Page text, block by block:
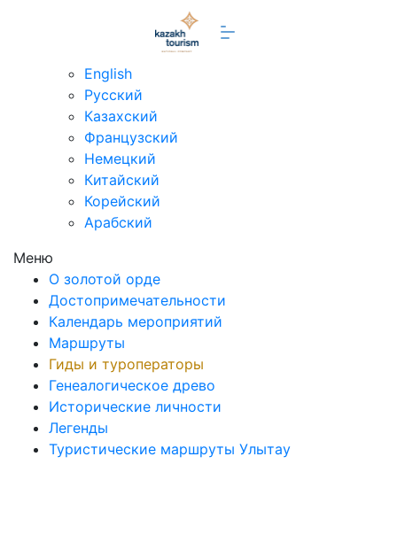
English
Русский
Казахский
Французский
Немецкий
Китайский
Корейский
Арабский
Меню
О золотой орде
Достопримечательности
Календарь мероприятий
Маршруты
Гиды и туроператоры
Генеалогическое древо
Исторические личности
Легенды
Туристические маршруты Улытау